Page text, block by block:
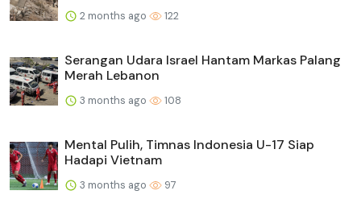
2 months ago 122
Serangan Udara Israel Hantam Markas Palang
Merah Lebanon
3 months ago 108
Mental Pulih, Timnas Indonesia U-17 Siap
Hadapi Vietnam
3 months ago 97